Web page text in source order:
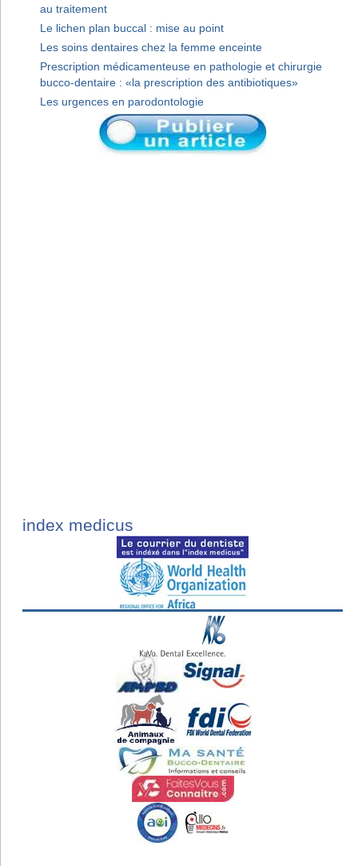
au traitement
Le lichen plan buccal : mise au point
Les soins dentaires chez la femme enceinte
Prescription médicamenteuse en pathologie et chirurgie
bucco-dentaire : «la prescription des antibiotiques»
Les urgences en parodontologie
index medicus